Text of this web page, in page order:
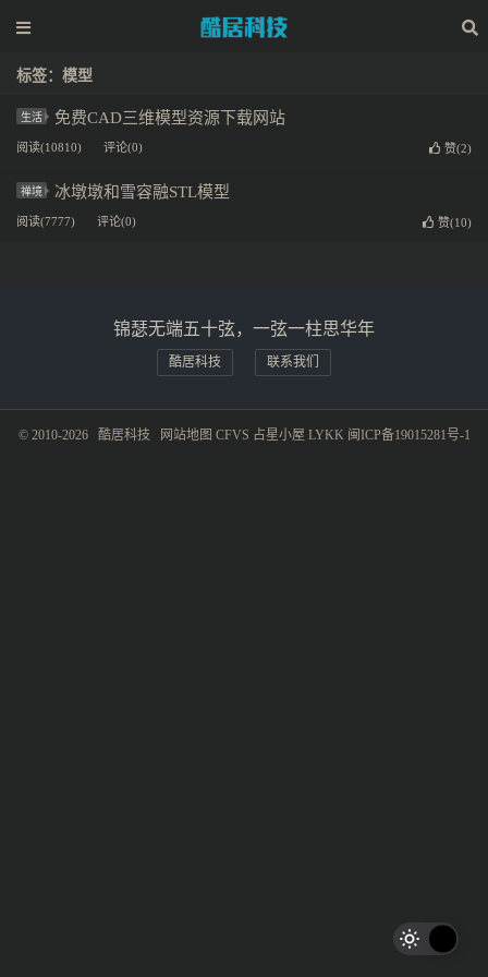
标签：模型
生活 免费CAD三维模型资源下载网站
阅读(10810) 评论(0) 赞(2)
禅境 冰墩墩和雪容融STL模型
阅读(7777) 评论(0) 赞(10)
锦瑟无端五十弦，一弦一柱思华年
酷居科技 联系我们
© 2010-2026 酷居科技 网站地图 CFVS 占星小屋 LYKK 闽ICP备19015281号-1